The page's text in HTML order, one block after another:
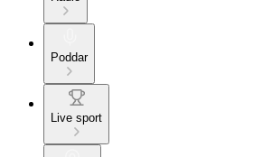
Poddar
Live sport